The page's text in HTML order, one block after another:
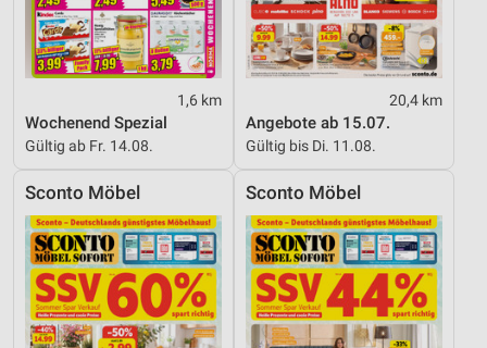
1,6 km
Wochenend Spezial
Gültig ab Fr. 14.08.
20,4 km
Angebote ab 15.07.
Gültig bis Di. 11.08.
Sconto Möbel Sconto Möbel